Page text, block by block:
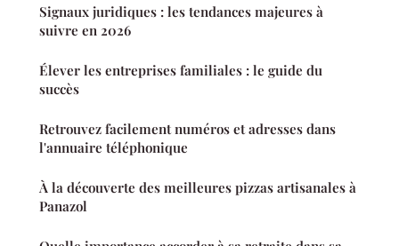
Signaux juridiques : les tendances majeures à
suivre en 2026
Élever les entreprises familiales : le guide du
succès
Retrouvez facilement numéros et adresses dans
l'annuaire téléphonique
À la découverte des meilleures pizzas artisanales à
Panazol